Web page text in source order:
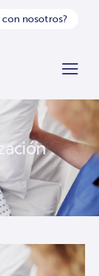
con nosotros?